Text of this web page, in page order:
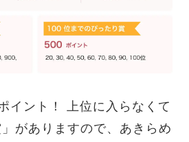
イント！ 上位に入らなくて
がありますので、あきらめ